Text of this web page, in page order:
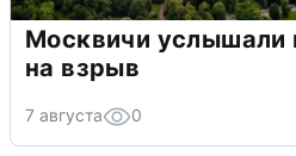
Москвичи услышали
на взрыв
7 августа 0